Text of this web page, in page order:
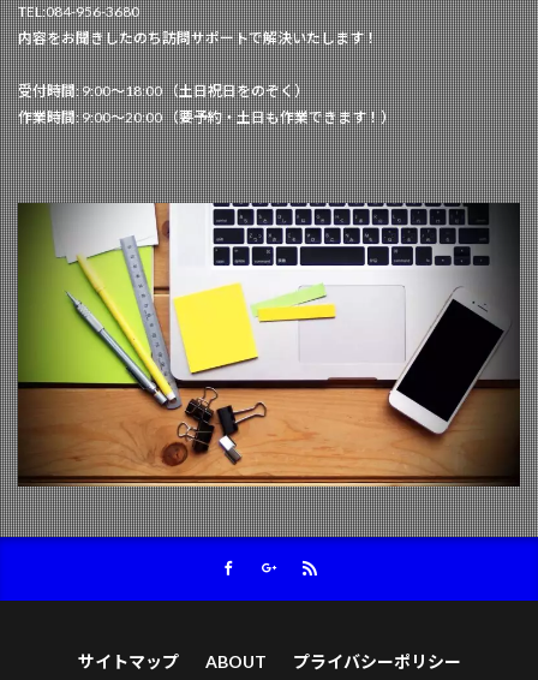
TEL:084-956-3680
内容をお聞きしたのち訪問サポートで解決いたします！
受付時間: 9:00～18:00 （土日祝日をのぞく）
作業時間: 9:00～20:00 （要予約・土日も作業できます！）
サイトマップ ABOUT プライバシーポリシー